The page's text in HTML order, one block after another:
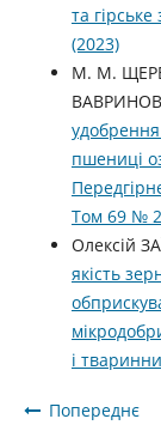
та
(2023)
М. М.
пшениці
Том 69 №
Олексій
якість
і
Попереднє